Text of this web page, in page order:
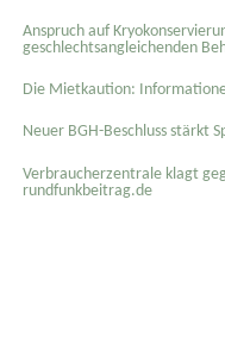
Anspruch auf
geschlechtsangleichenden
Die Mietkaution:
Neuer BGH-Beschluss stärkt
Verbraucherzentrale klagt
rundfunkbeitrag.de